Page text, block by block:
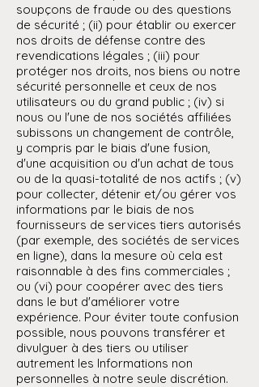
soupçons de fraude ou des questions
de sécurité ; (ii) pour établir ou exercer
nos droits de défense contre des
revendications légales ; (iii) pour
protéger nos droits, nos biens ou notre
sécurité personnelle et ceux de nos
utilisateurs ou du grand public ; (iv) si
nous ou l'une de nos sociétés affiliées
subissons un changement de contrôle,
y compris par le biais d'une fusion,
d'une acquisition ou d'un achat de tous
ou de la quasi-totalité de nos actifs ; (v)
pour collecter, détenir et/ou gérer vos
informations par le biais de nos
fournisseurs de services tiers autorisés
(par exemple, des sociétés de services
en ligne), dans la mesure où cela est
raisonnable à des fins commerciales ;
ou (vi) pour coopérer avec des tiers
dans le but d'améliorer votre
expérience. Pour éviter toute confusion
possible, nous pouvons transférer et
divulguer à des tiers ou utiliser
autrement les Informations non
personnelles à notre seule discrétion.